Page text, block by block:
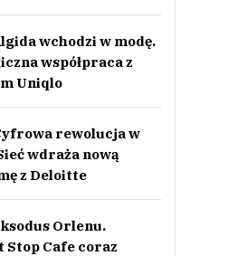
wchodzi w modę.
współpraca z
Uniqlo
rewolucja w
wdraża nową
z Deloitte
Orlenu.
Stop Cafe coraz